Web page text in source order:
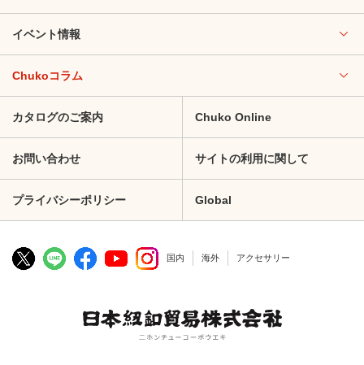
イベント情報
Chukoコラム
カタログのご案内 Chuko Online
お問い合わせ サイトの利用に関して
プライバシーポリシー Global
国内 海外 アクセサリー